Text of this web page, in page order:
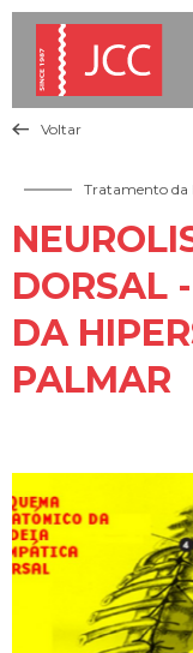
 Voltar
Tratamento da
DORSAL
DA
PALMAR